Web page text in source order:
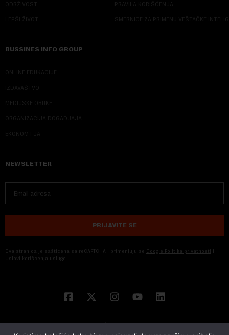
ODRŽIVOST
LEPŠI ŽIVOT
PRAVILA KORIŠĆENJA
SMERNICE ZA PRIMENU VEŠTAČKE
BUSSINES INFO GROUP
ONLINE EDUKACIJE
IZDAVAŠTVO
MEDIJSKE OBUKE
ORGANIZACIJA DOGADJAJA
EKONOM I JA
NEWSLETTER
PRIJAVITE SE
Ova stranica je zaštićena sa reCAPTCHA i primenjuju se Google Politika privatnosti i
Uslovi korišćenja usluge